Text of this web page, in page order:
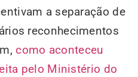
a separação de
reconhecimentos
como aconteceu
pelo Ministério do